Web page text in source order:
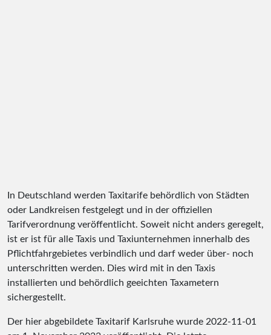
In Deutschland werden Taxitarife behördlich von Städten
oder Landkreisen festgelegt und in der offiziellen
Tarifverordnung veröffentlicht. Soweit nicht anders geregelt,
ist er ist für alle Taxis und Taxiunternehmen innerhalb des
Pflichtfahrgebietes verbindlich und darf weder über- noch
unterschritten werden. Dies wird mit in den Taxis
installierten und behördlich geeichten Taxametern
sichergestellt.
Der hier abgebildete Taxitarif Karlsruhe wurde 2022-11-01